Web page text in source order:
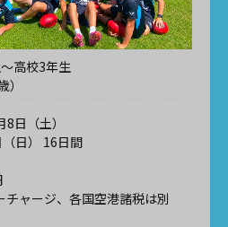
高校3年生
）
日（土）
日） 16日間
チャージ、各国空港諸税は別